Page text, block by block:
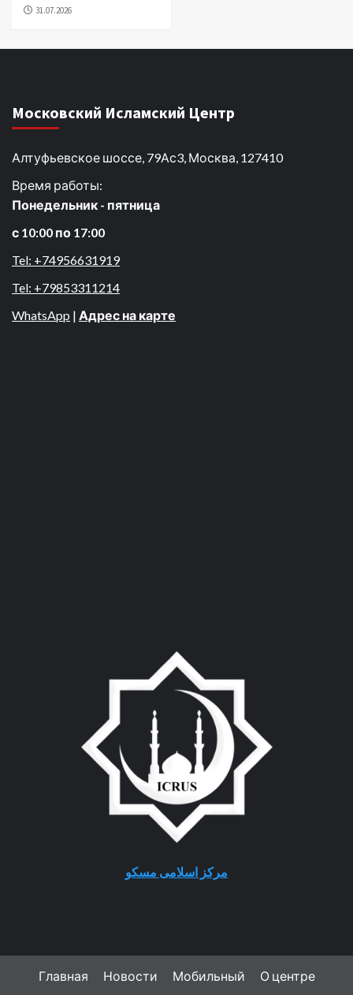
31.07.2026
Московский Исламский Центр
Алтуфьевское шоссе, 79Ас3, Москва, 127410
Время работы:
Понедельник - пятница
с 10:00 по 17:00
Tel: +74956631919
Tel: +79853311214
WhatsApp | Адрес на карте
مرکز اسلامی مسکو
Главная Новости Мобильный О центре